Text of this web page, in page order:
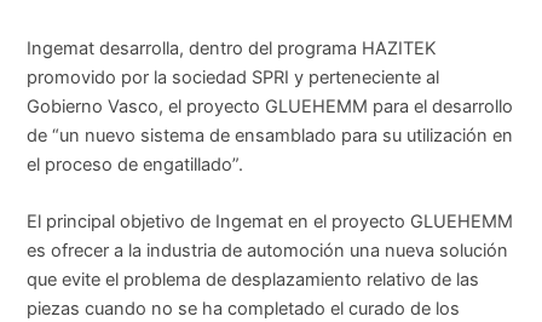
Ingemat desarrolla, dentro del programa HAZITEK
promovido por la sociedad SPRI y perteneciente al
Gobierno Vasco, el proyecto GLUEHEMM para el desarrollo
de “un nuevo sistema de ensamblado para su utilización en
el proceso de engatillado”.
El principal objetivo de Ingemat en el proyecto GLUEHEMM
es ofrecer a la industria de automoción una nueva solución
que evite el problema de desplazamiento relativo de las
piezas cuando no se ha completado el curado de los